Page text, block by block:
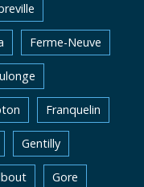
Ferme-Neuve
Franquelin
Gentilly
Gore